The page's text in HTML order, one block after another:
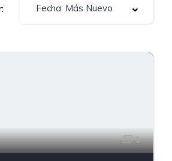
Fecha: Más Nuevo
1